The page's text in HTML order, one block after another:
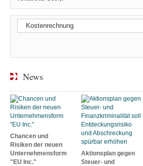
News
Chancen und
Risiken der neuen
Unternehmensform
"EU Inc."
Aktionsplan gegen
Steuer- und